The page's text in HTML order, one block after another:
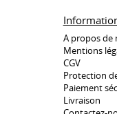
A propos de
Mentions
CGV
Protection
Paiement
Livraison